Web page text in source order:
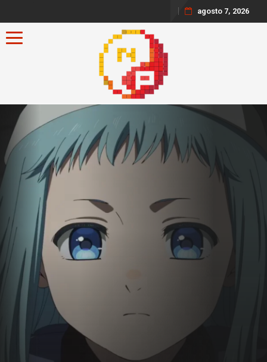
agosto 7, 2026
Toggle navigation